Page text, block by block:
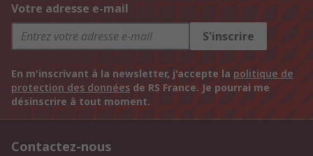
Votre adresse e-mail
S'inscrire
En m'inscrivant à la newsletter, j'accepte la politique de
protection des données de RS France. Je pourrai me
désinscrire à tout moment.
Contactez-nous